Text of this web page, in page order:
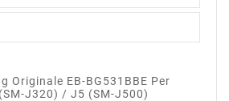
Originale EB-BG531BBE Per
J320) / J5 (SM-J500)